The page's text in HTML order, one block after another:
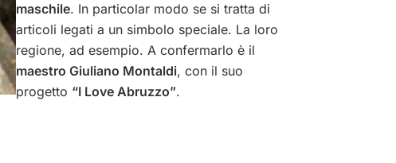
maschile. In particolar modo se si tratta di
articoli legati a un simbolo speciale. La loro
regione, ad esempio. A confermarlo è il
maestro Giuliano Montaldi, con il suo
progetto “I Love Abruzzo”.